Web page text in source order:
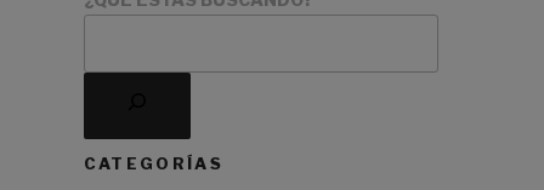
CATEGORÍAS